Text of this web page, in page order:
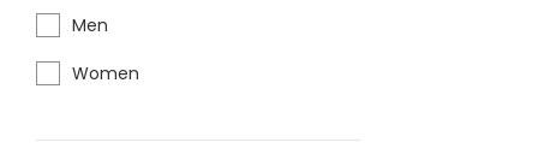
Men
Women